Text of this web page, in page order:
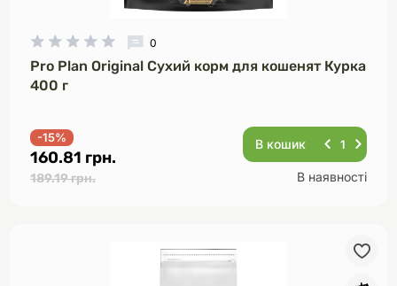
0
Pro Plan Original Сухий корм для кошенят Курка
400 г
-15%
160.81 грн.
189.19 грн.
В кошик
В наявності